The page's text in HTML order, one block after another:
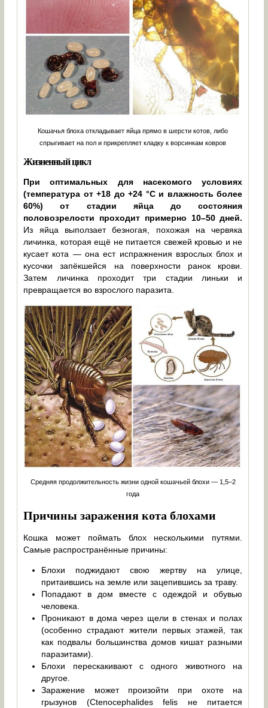
Кошачья блоха откладывает яйца прямо в шерсти котов, либо
спрыгивает на пол и прикрепляет кладку к ворсинкам ковров
Жизненный цикл
При оптимальных для насекомого условиях
(температура от +18 до +24 °С и влажность более
60%) от стадии яйца до состояния
половозрелости проходит примерно 10–50 дней.
Из яйца выползает безногая, похожая на червяка
личинка, которая ещё не питается свежей кровью и не
кусает кота — она ест испражнения взрослых блох и
кусочки запёкшейся на поверхности ранок крови.
Затем личинка проходит три стадии линьки и
превращается во взрослого паразита.
Средняя продолжительность жизни одной кошачьей блохи — 1,5–2
года
Причины заражения кота блохами
Кошка может поймать блох несколькими путями.
Самые распространённые причины:
Блохи поджидают свою жертву на улице,
притаившись на земле или зацепившись за траву.
Попадают в дом вместе с одеждой и обувью
человека.
Проникают в дома через щели в стенах и полах
(особенно страдают жители первых этажей, так
как подвалы большинства домов кишат разными
паразитами).
Блохи перескакивают с одного животного на
другое.
Заражение может произойти при охоте на
грызунов (Ctenocephalides felis не питается